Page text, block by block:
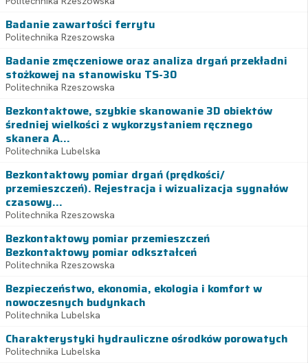
Badanie zawartości ferrytu
Politechnika Rzeszowska
Badanie zmęczeniowe oraz analiza drgań przekładni
stożkowej na stanowisku TS-30
Politechnika Rzeszowska
Bezkontaktowe, szybkie skanowanie 3D obiektów
średniej wielkości z wykorzystaniem ręcznego
skanera A...
Politechnika Lubelska
Bezkontaktowy pomiar drgań (prędkości/
przemieszczeń). Rejestracja i wizualizacja sygnałów
czasowy...
Politechnika Rzeszowska
Bezkontaktowy pomiar przemieszczeń
Bezkontaktowy pomiar odkształceń
Politechnika Rzeszowska
Bezpieczeństwo, ekonomia, ekologia i komfort w
nowoczesnych budynkach
Politechnika Lubelska
Charakterystyki hydrauliczne ośrodków porowatych
Politechnika Lubelska